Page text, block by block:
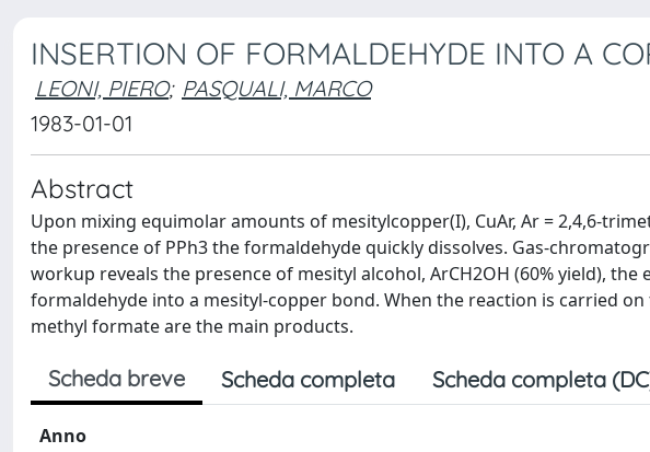
INSERTION OF FORMALDEHYDE INTO A
LEONI, PIERO; PASQUALI, MARCO
1983-01-01
Abstract
Upon mixing equimolar amounts of mesitylcopper(I), CuAr, Ar = 2,4,6-
the presence of PPh3 the formaldehyde quickly dissolves. Gas-
workup reveals the presence of mesityl alcohol, ArCH2OH (60% yield),
formaldehyde into a mesityl-copper bond. When the reaction is carried
methyl formate are the main products.
Scheda breve Scheda completa Scheda completa
Anno